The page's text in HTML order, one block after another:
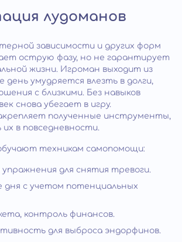
лудоманов
зависимости и других форм
острую фазу, но не гарантирует
жизни. Игроман выходит из
день умудряется влезть в долги,
с близкими. Без навыков
снова убегает в игру.
полученные инструменты,
в повседневности.
техникам самопомощи:
для снятия тревоги.
дня с учетом потенциальных
контроль финансов.
для выброса эндорфинов.